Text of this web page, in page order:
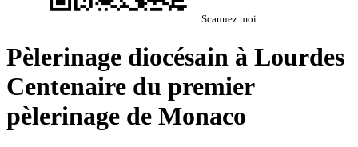
Scannez moi
Pèlerinage diocésain à Lourdes
Centenaire du premier
pèlerinage de Monaco